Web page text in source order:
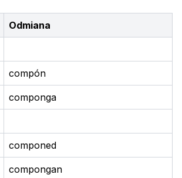
Odmiana
compón
componga
componed
compongan